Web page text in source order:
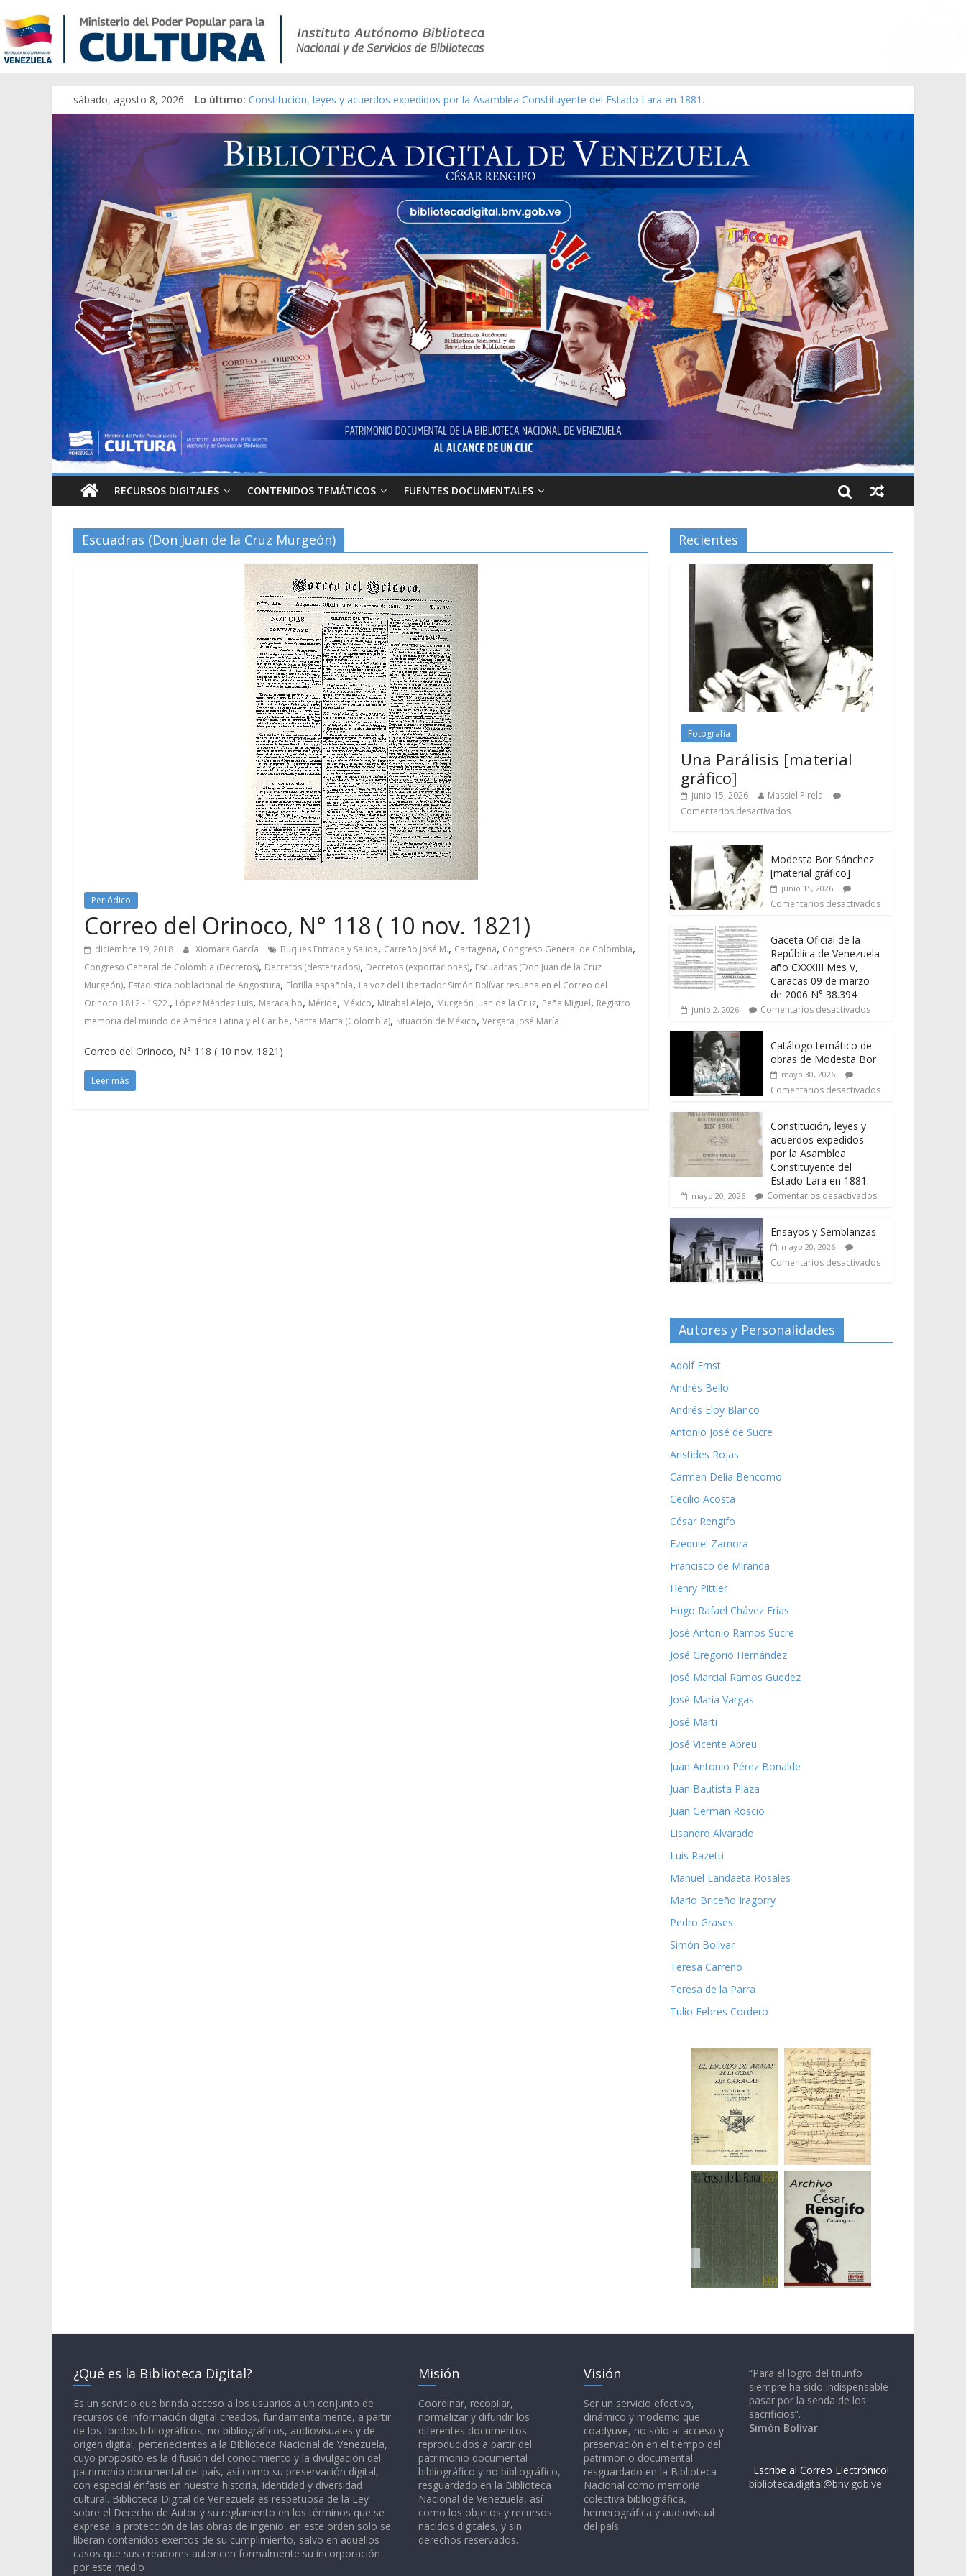
sábado, agosto 8, 2026 Lo último: Constitución, leyes y acuerdos expedidos por la Asamblea Constituyente del Estado Lara en 1881.
Una Parálisis [material gráfico]
Modesta Bor Sánchez [material gráfico]
Gaceta Oficial de la República de Venezuela año CXXXIII Mes V, Caracas 09 de marzo de 2006 N° 38.394
Catálogo temático de obras de Modesta Bor
RECURSOS DIGITALES CONTENIDOS TEMÁTICOS FUENTES DOCUMENTALES
Escuadras (Don Juan de la Cruz Murgeón)
Periódico
Correo del Orinoco, N° 118 ( 10 nov. 1821)
diciembre 19, 2018 Xiomara García Buques Entrada y Salida, Carreño José M., Cartagena, Congreso General de Colombia,
Congreso General de Colombia (Decretos), Decretos (desterrados), Decretos (exportaciones), Escuadras (Don Juan de la Cruz
Murgeón), Estadistica poblacional de Angostura, Flotilla española, La voz del Libertador Simón Bolívar resuena en el Correo del
Orinoco 1812 - 1922., López Méndez Luis, Maracaibo, Mérida, México, Mirabal Alejo, Murgeón Juan de la Cruz, Peña Miguel, Registro
memoria del mundo de América Latina y el Caribe, Santa Marta (Colombia), Situación de México, Vergara José María
Correo del Orinoco, N° 118 ( 10 nov. 1821)
Leer más
Recientes
Fotografía
Una Parálisis [material
gráfico]
junio 15, 2026
Massiel Pirela
Comentarios desactivados
Modesta Bor Sánchez
[material gráfico]
junio 15, 2026
Comentarios desactivados
Gaceta Oficial de la
República de Venezuela
año CXXXIII Mes V,
Caracas 09 de marzo
de 2006 N° 38.394
junio 2, 2026 Comentarios desactivados
Catálogo temático de
obras de Modesta Bor
mayo 30, 2026
Comentarios desactivados
Constitución, leyes y
acuerdos expedidos
por la Asamblea
Constituyente del
Estado Lara en 1881.
mayo 20, 2026 Comentarios desactivados
Ensayos y Semblanzas
mayo 20, 2026
Comentarios desactivados
Autores y Personalidades
Adolf Ernst
Andrés Bello
Andrés Eloy Blanco
Antonio José de Sucre
Aristides Rojas
Carmen Delia Bencomo
Cecilio Acosta
César Rengifo
Ezequiel Zamora
Francisco de Miranda
Henry Pittier
Hugo Rafael Chávez Frías
José Antonio Ramos Sucre
José Gregorio Hernández
José Marcial Ramos Guedez
José María Vargas
José Martí
José Vicente Abreu
Juan Antonio Pérez Bonalde
Juan Bautista Plaza
Juan German Roscio
Lisandro Alvarado
Luis Razetti
Manuel Landaeta Rosales
Mario Briceño Iragorry
Pedro Grases
Simón Bolívar
Teresa Carreño
Teresa de la Parra
Tulio Febres Cordero
¿Qué es la Biblioteca Digital?
Es un servicio que brinda acceso a los usuarios a un conjunto de
recursos de información digital creados, fundamentalmente, a partir
de los fondos bibliográficos, no bibliográficos, audiovisuales y de
origen digital, pertenecientes a la Biblioteca Nacional de Venezuela,
cuyo propósito es la difusión del conocimiento y la divulgación del
patrimonio documental del país, así como su preservación digital,
con especial énfasis en nuestra historia, identidad y diversidad
cultural. Biblioteca Digital de Venezuela es respetuosa de la Ley
sobre el Derecho de Autor y su reglamento en los términos que se
expresa la protección de las obras de ingenio, en este orden solo se
liberan contenidos exentos de su cumplimiento, salvo en aquellos
casos que sus creadores autoricen formalmente su incorporación
por este medio
Misión
Coordinar, recopilar,
normalizar y difundir los
diferentes documentos
reproducidos a partir del
patrimonio documental
bibliográfico y no bibliográfico,
resguardado en la Biblioteca
Nacional de Venezuela, así
como los objetos y recursos
nacidos digitales, y sin
derechos reservados.
Visión
Ser un servicio efectivo,
dinámico y moderno que
coadyuve, no sólo al acceso y
preservación en el tiempo del
patrimonio documental
resguardado en la Biblioteca
Nacional como memoria
colectiva bibliográfica,
hemerográfica y audiovisual
del país.
“Para el logro del triunfo
siempre ha sido indispensable
pasar por la senda de los
sacrificios”.
Simón Bolívar
Escribe al Correo Electrónico!
biblioteca.digital@bnv.gob.ve